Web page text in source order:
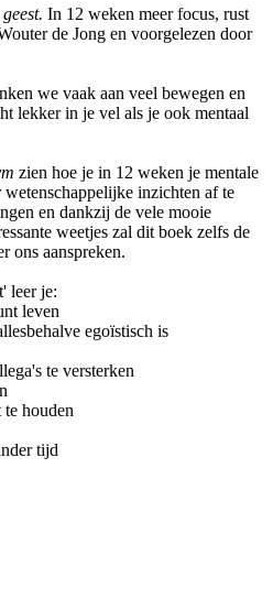
In 12 weken meer focus, rust
de Jong en voorgelezen door
we vaak aan veel bewegen en
lekker in je vel als je ook mentaal
zien hoe je in 12 weken je mentale
inzichten af te
en dankzij de vele mooie
weetjes zal dit boek zelfs de
ons aanspreken.
leer je:
leven
egoïstisch is
te versterken
houden
tijd